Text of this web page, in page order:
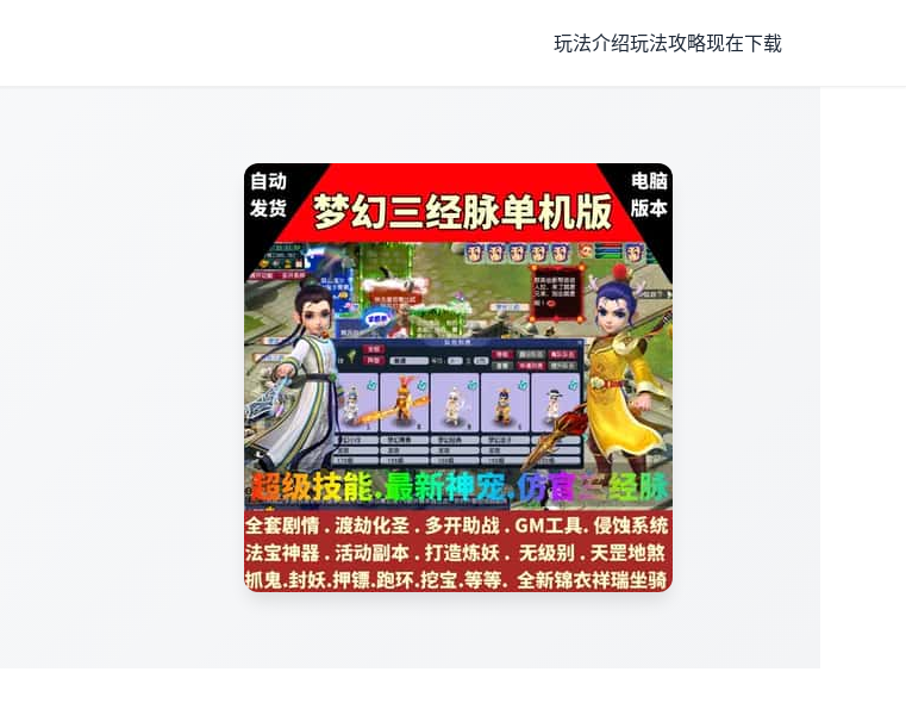
玩法介绍玩法攻略现在下载